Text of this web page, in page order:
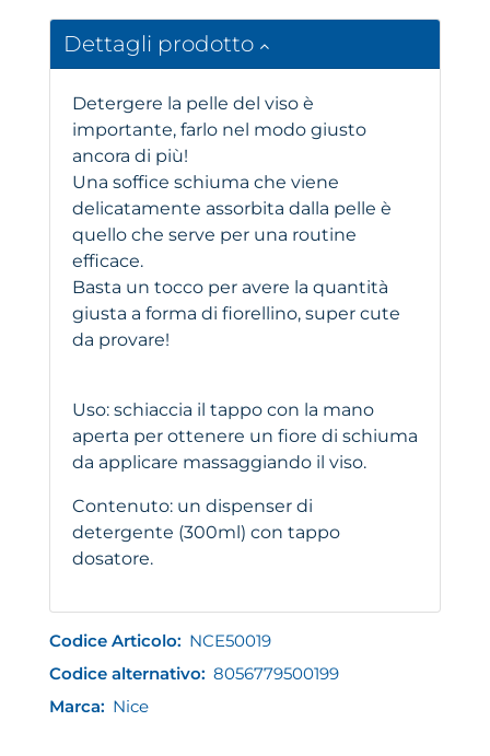
Dettagli prodotto
Detergere la pelle del viso è
importante, farlo nel modo giusto
ancora di più!
Una soffice schiuma che viene
delicatamente assorbita dalla pelle è
quello che serve per una routine
efficace.
Basta un tocco per avere la quantità
giusta a forma di fiorellino, super cute
da provare!
Uso: schiaccia il tappo con la mano
aperta per ottenere un fiore di schiuma
da applicare massaggiando il viso.
Contenuto: un dispenser di
detergente (300ml) con tappo
dosatore.
Codice Articolo: NCE50019
Codice alternativo: 8056779500199
Marca: Nice